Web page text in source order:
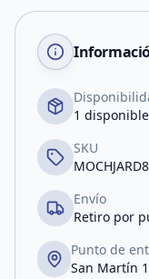
1
SKU
Envío
Retiro por
Punto de
San Martín